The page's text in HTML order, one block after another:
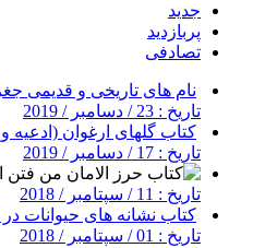
جدید
پربازدید
تصادفی
نام های تاریخی و قدیمی
تاریخ : 23 / دسامبر / 2019
کتاب گلهای ارغوان (ادعیه
تاریخ : 17 / دسامبر / 2019
تاریخ : 11 / سپتامبر / 2018
کتاب نشانه های حیوانات در
تاریخ : 01 / سپتامبر / 2018